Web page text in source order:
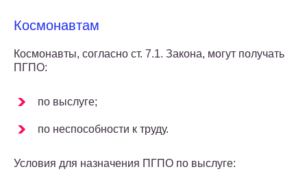
Космонавтам
Космонавты, согласно ст. 7.1. Закона, могут получать
ПГПО:
по выслуге;
по неспособности к труду.
Условия для назначения ПГПО по выслуге: